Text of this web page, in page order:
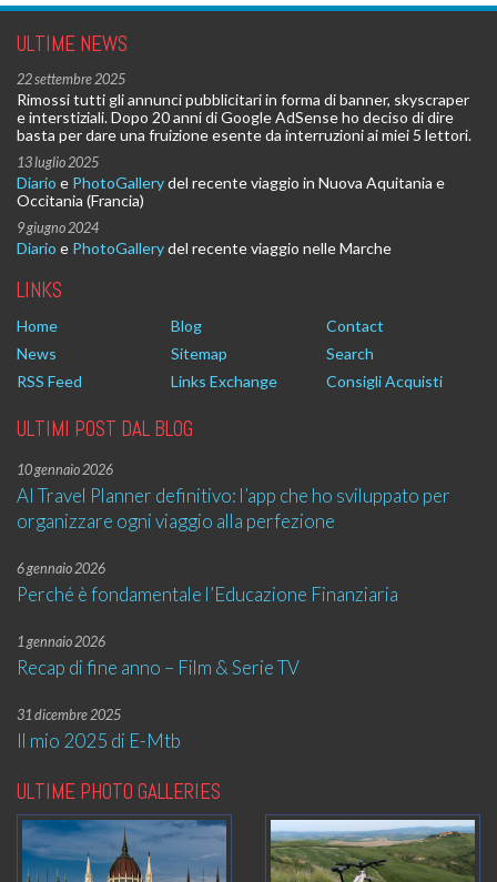
ULTIME NEWS
22 settembre 2025
Rimossi tutti gli annunci pubblicitari in forma di banner, skyscraper
e interstiziali. Dopo 20 anni di Google AdSense ho deciso di dire
basta per dare una fruizione esente da interruzioni ai miei 5 lettori.
13 luglio 2025
Diario e PhotoGallerydel recente viaggio in Nuova Aquitania e
Occitania (Francia)
9 giugno 2024
Diario e PhotoGallerydel recente viaggio nelle Marche
LINKS
Home Blog
Contact
News
Sitemap
Search
RSS Feed
Links Exchange Consigli Acquisti
ULTIMI POST DAL BLOG
10 gennaio 2026
AI Travel Planner definitivo: l’app che ho sviluppato per
organizzare ogni viaggio alla perfezione
6 gennaio 2026
Perché è fondamentale l’Educazione Finanziaria
1 gennaio 2026
Recap di fine anno – Film & Serie TV
31 dicembre 2025
Il mio 2025 di E-Mtb
ULTIME PHOTO GALLERIES